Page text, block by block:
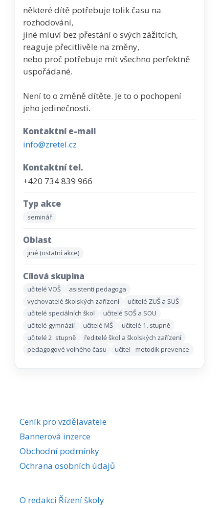
některé dítě potřebuje tolik času na
rozhodování,
jiné mluví bez přestání o svých zážitcích,
reaguje přecitlivěle na změny,
nebo proč potřebuje mít všechno perfektně
uspořádané.
Není to o změně dítěte. Je to o pochopení
jeho jedinečnosti.
Kontaktní e-mail
info@zretel.cz
Kontaktní tel.
+420 734 839 966
Typ akce
seminář
Oblast
jiné (ostatní akce)
Cílová skupina
učitelé VOŠ
asistenti pedagoga
vychovatelé školských zařízení
učitelé ZUŠ a SUŠ
učitelé speciálních škol
učitelé SOŠ a SOU
učitelé gymnázií
učitelé MŠ
učitelé 1. stupně
učitelé 2. stupně
ředitelé škol a školských zařízení
pedagogové volného času
učitel - metodik prevence
Ceník pro vzdělavatele
Bannerová inzerce
Obchodní podmínky
Ochrana osobních údajů
O redakci Řízení školy